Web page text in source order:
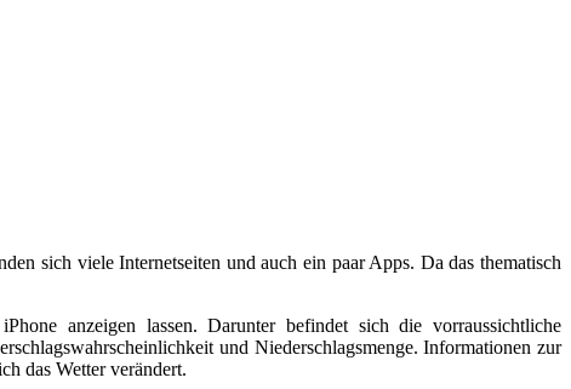
sich viele Internetseiten und auch ein paar Apps. Da das thematisch
anzeigen lassen. Darunter befindet sich die vorraussichtliche
und Niederschlagsmenge. Informationen zur
das Wetter verändert.